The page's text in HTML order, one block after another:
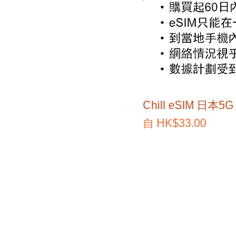
Chill eSIM 日本
自 HK$33.00
促銷價格